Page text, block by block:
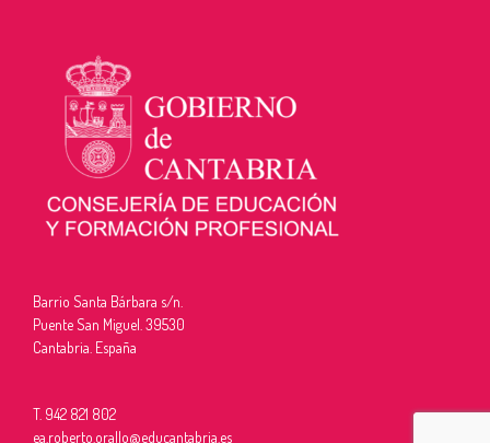
Barrio Santa Bárbara s/n.
Puente San Miguel. 39530
Cantabria. España
T. 942 821 802
ea.roberto.orallo@educantabria.es